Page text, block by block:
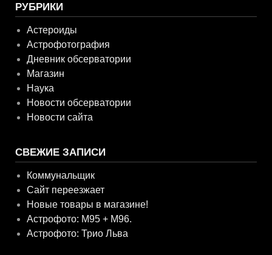
РУБРИКИ
Астероиды
Астрофотография
Дневник обсерватории
Магазин
Наука
Новости обсерватории
Новости сайта
СВЕЖИЕ ЗАПИСИ
Коммунальщик
Сайт переезжает
Новые товары в магазине!
Астрофото: M95 + M96.
Астрофото: Трио Льва